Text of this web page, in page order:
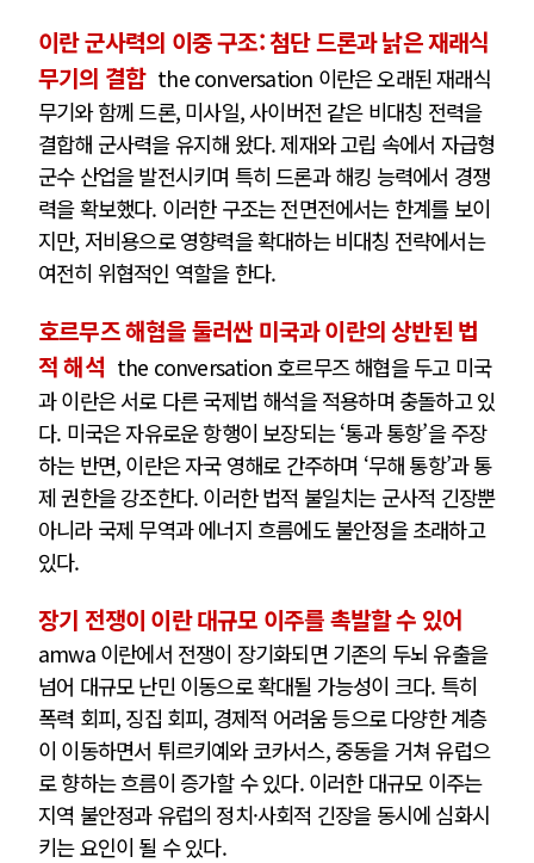
이란 군사력의 이중 구조: 첨단 드론과 낡은 재래식
무기의 결합 the conversation 이란은 오래된 재래식
무기와 함께 드론, 미사일, 사이버전 같은 비대칭 전력을
결합해 군사력을 유지해 왔다. 제재와 고립 속에서 자급형
군수 산업을 발전시키며 특히 드론과 해킹 능력에서 경쟁
력을 확보했다. 이러한 구조는 전면전에서는 한계를 보이
지만, 저비용으로 영향력을 확대하는 비대칭 전략에서는
여전히 위협적인 역할을 한다.
호르무즈 해협을 둘러싼 미국과 이란의 상반된 법
적 해석 the conversation 호르무즈 해협을 두고 미국
과 이란은 서로 다른 국제법 해석을 적용하며 충돌하고 있
다. 미국은 자유로운 항행이 보장되는 ‘통과 통항’을 주장
하는 반면, 이란은 자국 영해로 간주하며 ‘무해 통항’과 통
제 권한을 강조한다. 이러한 법적 불일치는 군사적 긴장뿐
아니라 국제 무역과 에너지 흐름에도 불안정을 초래하고
있다.
장기 전쟁이 이란 대규모 이주를 촉발할 수 있어
amwa 이란에서 전쟁이 장기화되면 기존의 두뇌 유출을
넘어 대규모 난민 이동으로 확대될 가능성이 크다. 특히
폭력 회피, 징집 회피, 경제적 어려움 등으로 다양한 계층
이 이동하면서 튀르키예와 코카서스, 중동을 거쳐 유럽으
로 향하는 흐름이 증가할 수 있다. 이러한 대규모 이주는
지역 불안정과 유럽의 정치·사회적 긴장을 동시에 심화시
키는 요인이 될 수 있다.